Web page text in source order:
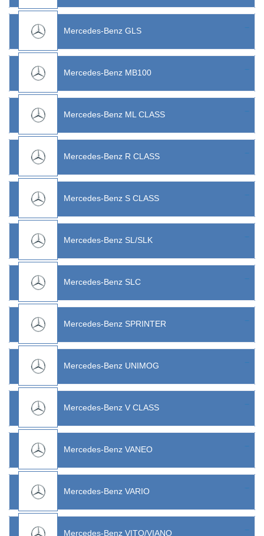
Mercedes-Benz GLS
Mercedes-Benz MB100
Mercedes-Benz ML CLASS
Mercedes-Benz R CLASS
Mercedes-Benz S CLASS
Mercedes-Benz SL/SLK
Mercedes-Benz SLC
Mercedes-Benz SPRINTER
Mercedes-Benz UNIMOG
Mercedes-Benz V CLASS
Mercedes-Benz VANEO
Mercedes-Benz VARIO
Mercedes-Benz VITO/VIANO